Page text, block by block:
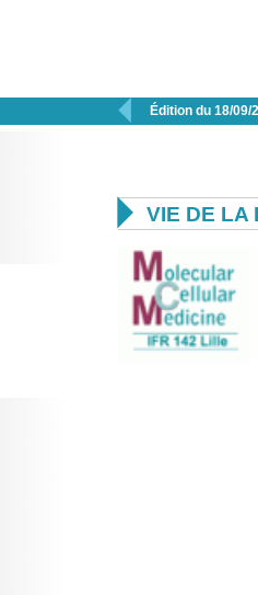
 Édition du 18/09/
 VIE DE LA